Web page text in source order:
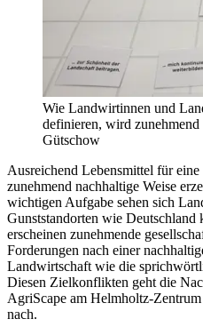
Wie Landwirtinnen und
definieren, wird
Gütschow
Ausreichend Lebensmittel für
zunehmend nachhaltige Weise
wichtigen Aufgabe sehen sich
Gunststandorten wie
erscheinen zunehmende
Forderungen nach einer
Landwirtschaft wie die
Diesen Zielkonflikten geht die
AgriScape am Helmholtz-
nach.